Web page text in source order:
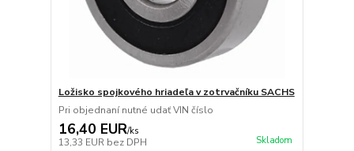
Ložisko spojkového hriadeľa v zotrvačníku SACHS
Pri objednaní nutné udať VIN číslo
16,40 EUR/ks
13,33 EUR bez DPH Skladom